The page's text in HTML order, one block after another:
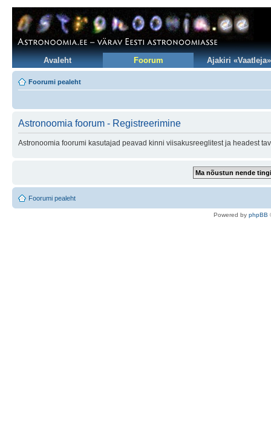
Avaleht Foorum Ajakiri «Vaatleja»
Foorumi pealeht
Astronoomia foorum - Registreerimine
Astronoomia foorumi kasutajad peavad kinni viisakusreeglitest ja headest
Foorumi pealeht
Powered by phpBB